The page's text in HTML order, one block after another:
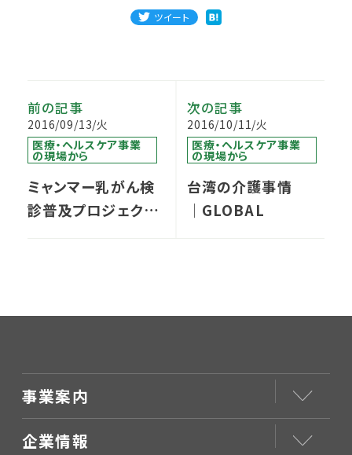
ツイート
前の記事
2016/09/13/火
医療・ヘルスケア事業
の現場から
ミャンマー乳がん検
診普及プロジェクト
次の記事
2016/10/11/火
医療・ヘルスケア事業
の現場から
台湾の介護事情
│GLOBAL
事業案内
企業情報